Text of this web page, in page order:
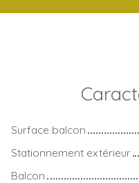
Surface balcon
Stationnement extérieur
Balcon